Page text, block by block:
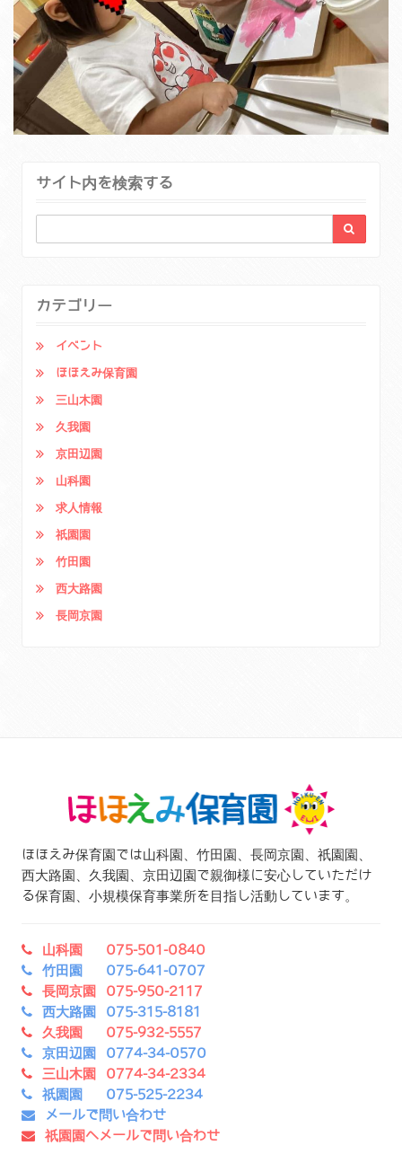
サイト内を検索する
カテゴリー
イベント
ほほえみ保育園
三山木園
久我園
京田辺園
山科園
求人情報
祇園園
竹田園
西大路園
長岡京園
ほほえみ保育園では山科園、竹田園、長岡京園、祇園園、
西大路園、久我園、京田辺園で親御様に安心していただけ
る保育園、小規模保育事業所を目指し活動しています。
山科園 075-501-0840
竹田園 075-641-0707
長岡京園 075-950-2117
西大路園 075-315-8181
久我園 075-932-5557
京田辺園 0774-34-0570
三山木園 0774-34-2334
祇園園 075-525-2234
メールで問い合わせ
祇園園へメールで問い合わせ